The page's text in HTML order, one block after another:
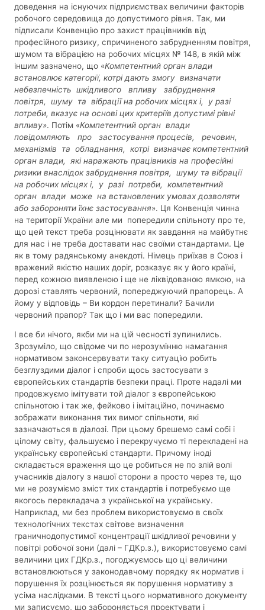
доведення на існуючих підприємствах величини факторів
робочого середовища до допустимого рівня. Так, ми
підписали Конвенцію про захист працівників від
професійного ризику, спричиненого забрудненням повітря,
шумом та вібрацією на робочих місцях № 148, в якій між
іншим зазначено, що «Компетентний орган влади
встановлює категорії, котрі дають змогу визначати
небезпечність шкідливого впливу забруднення
повітря, шуму та вібрації на робочих місцях і, у разі
потреби, вказує на основі цих критеріїв допустимі рівні
впливу». Потім «Компетентний орган влади
повідомляють про застосування процесів, речовин,
механізмів та обладнання, котрі визначає компетентний
орган влади, які наражають працівників на професійні
ризики внаслідок забруднення повітря, шуму та вібрації
на робочих місцях і, у разі потреби, компетентний
орган влади може на встановлених умовах дозволяти
або забороняти їхнє застосування». Ця Конвенція чинна
на території України але ми попередили спільноту про те,
що цей текст треба розцінювати як завдання на майбутнє
для нас і не треба доставати нас своїми стандартами. Це
як в тому радянському анекдоті. Німець приїхав в Союз і
вражений якістю наших доріг, розказує як у його країні,
перед кожною виявленою і ще не ліквідованою ямкою, на
дорозі ставлять червоний, попереджуючий прапорець. А
йому у відповідь – Ви кордон перетинали? Бачили
червоний прапор? Так що і ми вас попередили.
І все би нічого, якби ми на цій чесності зупинились.
Зрозуміло, що свідоме чи по нерозумінню намагання
нормативом законсервувати таку ситуацію робить
безглуздими діалог і спроби щось застосувати з
європейських стандартів безпеки праці. Проте надалі ми
продовжуємо імітувати той діалог з європейською
спільнотою і так же, фейково і імітаційно, починаємо
зображати виконання тих вимог спільноти, які
зазначаються в діалозі. При цьому брешемо самі собі і
цілому світу, фальшуємо і перекручуємо ті перекладені на
українську європейські стандарти. Причому іноді
складається враження що це робиться не по злій волі
учасників діалогу з нашої сторони а просто через те, що
ми не розуміємо зміст тих стандартів і потребуємо ще
якогось перекладача з української на українську.
Наприклад, ми без проблем використовуємо в своїх
технологічних текстах світове визначення
граничнодопустимої концентрації шкідливої речовини у
повітрі робочої зони (далі – ГДКр.з.), використовуємо самі
величини цих ГДКр.з., погоджуємось що ці величини
встановлюються у законодавчому порядку як норматив і
порушення їх розцінюється як порушення нормативу з
усіма наслідками. В тексті цього нормативного документу
ми записуємо, що забороняється проектувати і